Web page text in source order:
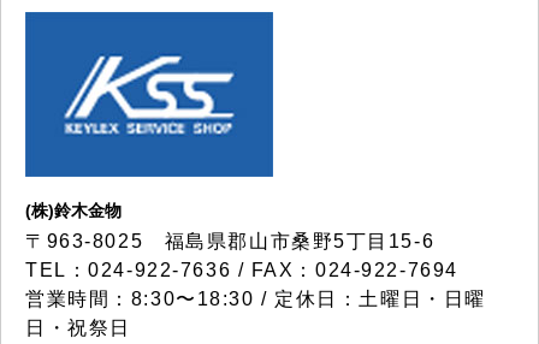
(株)鈴木金物
〒963-8025 福島県郡山市桑野5丁目15-6
TEL：024-922-7636 / FAX：024-922-7694
営業時間：8:30〜18:30 / 定休日：土曜日・日曜
日・祝祭日